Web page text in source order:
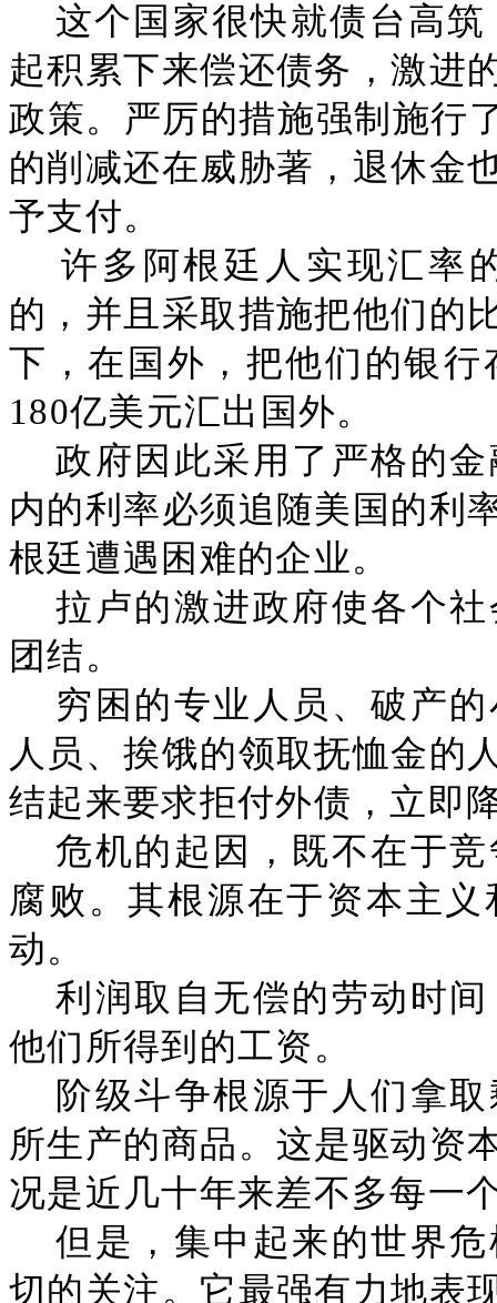
这个国家很快就债台高
起积累下来偿还债务，激进
政策。严厉的措施强制施行
的削减还在威胁著，退休金
予支付。
许多阿根廷人实现汇率
的，并且采取措施把他们的
下，在国外，把他们的银
180亿美元汇出国外。
政府因此采用了严格的
内的利率必须追随美国的利
根廷遭遇困难的企业。
拉卢的激进政府使各个
团结。
穷困的专业人员、破产
人员、挨饿的领取抚恤金的
结起来要求拒付外债，立即
危机的起因，既不在于
腐败。其根源在于资本主
动。
利润取自无偿的劳动时
他们所得到的工资。
阶级斗争根源于人们拿
所生产的商品。这是驱动资
况是近几十年来差不多每一
但是，集中起来的世界
切的关注。它最强有力地表